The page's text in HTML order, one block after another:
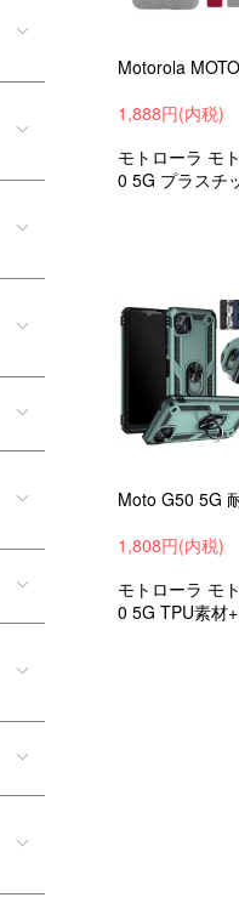
1,888円(内税)
モトローラ モ
0 5G プラスチ
1,808円(内税)
モトローラ モ
0 5G TPU素材